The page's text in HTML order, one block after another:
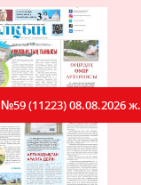
№59 (11223)08.08.2026 ж.